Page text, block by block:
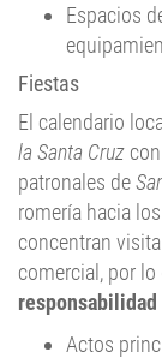
Espacios
Fiestas
El calendario
la Santa Cruz
patronales de
romería hacia
concentran
comercial, por
Actos